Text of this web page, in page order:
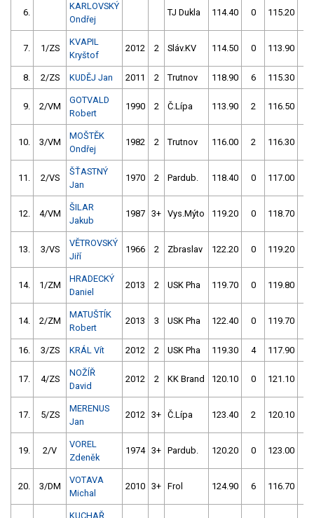
6.
KARLOVSKÝ
Ondřej
TJ Dukla 114.40 0 115.20
7. 1/ZS
KVAPIL
Kryštof
2012 2 Sláv.KV 114.50 0 113.90
8. 2/ZS KUDĚJ Jan 2011 2 Trutnov 118.90 6 115.30
9. 2/VM
GOTVALD
Robert
1990 2 Č.Lípa 113.90 2 116.50
10. 3/VM
MOŠTĚK
Ondřej
1982 2 Trutnov 116.00 2 116.30
11. 2/VS
ŠŤASTNÝ
Jan
1970 2 Pardub. 118.40 0 117.00
12. 4/VM
ŠILAR
Jakub
1987 3+ Vys.Mýto 119.20 0 118.70
13. 3/VS
VĚTROVSKÝ
Jiří
1966 2 Zbraslav 122.20 0 119.20
14. 1/ZM
HRADECKÝ
Daniel
2013 2 USK Pha 119.70 0 119.80
14. 2/ZM
MATUŠTÍK
Robert
2013 3 USK Pha 122.40 0 119.70
16. 3/ZS KRÁL Vít 2012 2 USK Pha 119.30 4 117.90
17. 4/ZS
NOŽÍŘ
David
2012 2 KK Brand 120.10 0 121.10
17. 5/ZS
MERENUS
Jan
2012 3+ Č.Lípa 123.40 2 120.10
19. 2/V
VOREL
Zdeněk
1974 3+ Pardub. 120.20 0 123.00
20. 3/DM
VOTAVA
Michal
2010 3+ Frol 124.90 6 116.70
KUCHAŘ